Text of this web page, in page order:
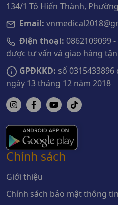
134/1 Tô Hiến Thành,
Email:
Điện thoại: 0862109099
được tư vấn và giao hàng
GPĐKKD: số 0315433896
ngày 13 tháng 12 năm 2018
Chính sách
Giới thiệu
Chính sách bảo mật thông tin